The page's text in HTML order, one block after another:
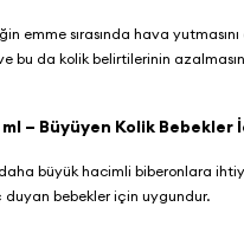
sırasında hava
bu da kolik belirtilerinin
– Büyüyen Kolik Bebekler
büyük hacimli biberonlara
bebekler için uygundur.